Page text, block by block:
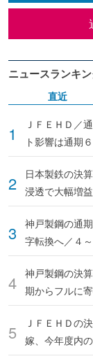
ニュースランキ
直近
ＪＦＥＨＤ／
ト影響は通期
日本製鉄の決
浸透で大幅増益
神戸製鋼の通
字転換へ／４
神戸製鋼の決
期からフルに寄
ＪＦＥＨＤの
嫁、今年度内